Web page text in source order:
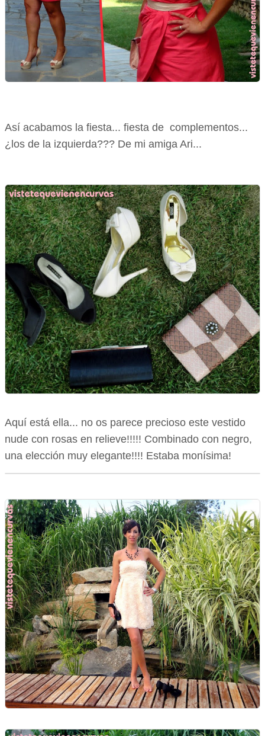
Así acabamos la fiesta... fiesta de complementos...
¿los de la izquierda??? De mi amiga Ari...
Aquí está ella... no os parece precioso este vestido
nude con rosas en relieve!!!!! Combinado con negro,
una elección muy elegante!!!! Estaba monísima!